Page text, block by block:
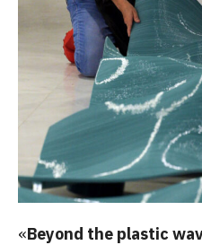
«Beyond the plastic